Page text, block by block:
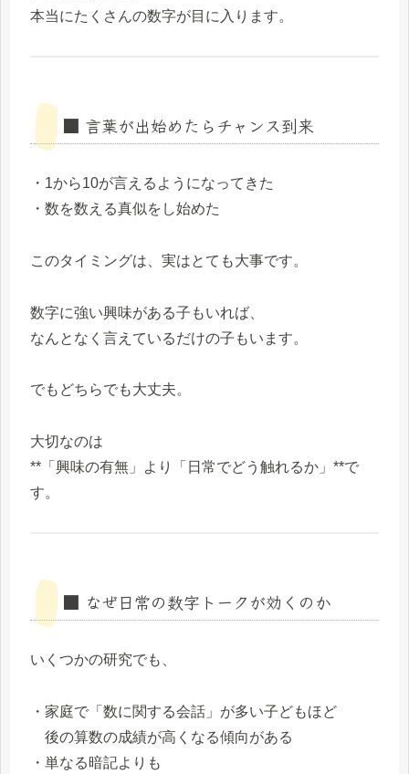
本当にたくさんの数字が目に入ります。
■ 言葉が出始めたらチャンス到来
・1から10が言えるようになってきた
・数を数える真似をし始めた
このタイミングは、実はとても大事です。
数字に強い興味がある子もいれば、
なんとなく言えているだけの子もいます。
でもどちらでも大丈夫。
大切なのは
**「興味の有無」より「日常でどう触れるか」**で
す。
■ なぜ日常の数字トークが効くのか
いくつかの研究でも、
・家庭で「数に関する会話」が多い子どもほど
後の算数の成績が高くなる傾向がある
・単なる暗記よりも